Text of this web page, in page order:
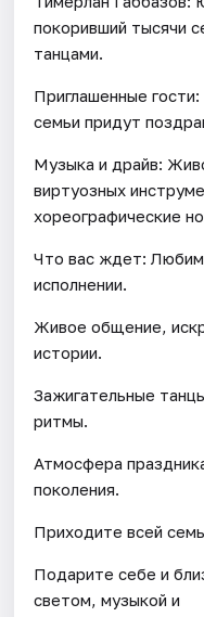
покоривший тысячи
танцами.
Приглашенные
семьи придут
Музыка и драйв:
виртуозных
хореографические
Что вас ждет:
исполнении.
Живое общение,
истории.
Зажигательные
ритмы.
Атмосфера
поколения.
Приходите всей
Подарите себе и
светом, музыкой и